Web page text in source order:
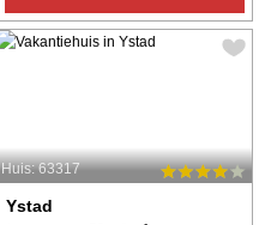
Huis: 63317
Ystad